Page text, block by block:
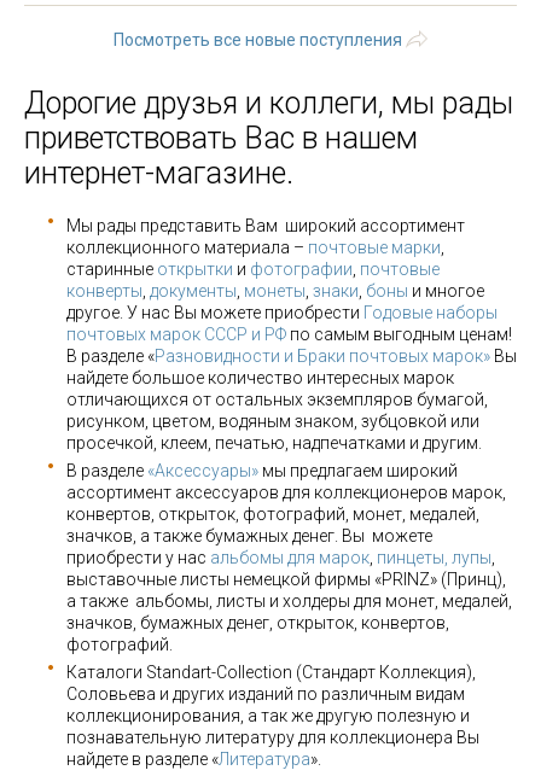
Посмотреть все новые поступления
Дорогие друзья и коллеги, мы рады
приветствовать Вас в нашем
интернет-магазине.
Мы рады представить Вам широкий ассортимент
коллекционного материала – почтовые марки
старинные открытки и фотографии почтовые
конверты документы монеты знаки боны и многое
другое. У нас Вы можете приобрести Годовые наборы
почтовых марок СССР и РФ по самым выгодным ценам!
В разделе «Разновидности и Браки почтовых марок» Вы
найдете большое количество интересных марок
отличающихся от остальных экземпляров бумагой,
рисунком, цветом, водяным знаком, зубцовкой или
просечкой, клеем, печатью, надпечатками и другим.
В разделе «Аксессуары» мы предлагаем широкий
ассортимент аксессуаров для коллекционеров марок,
конвертов, открыток, фотографий, монет, медалей,
значков, а также бумажных денег. Вы можете
приобрести у нас альбомы для марок пинцеты, лупы
выставочные листы немецкой фирмы «PRINZ» (Принц),
а также альбомы, листы и холдеры для монет, медалей,
значков, бумажных денег, открыток, конвертов,
фотографий.
Каталоги Standart-Collection (Стандарт Коллекция),
Соловьева и других изданий по различным видам
коллекционирования, а так же другую полезную и
познавательную литературу для коллекционера Вы
найдете в разделе «Литература».